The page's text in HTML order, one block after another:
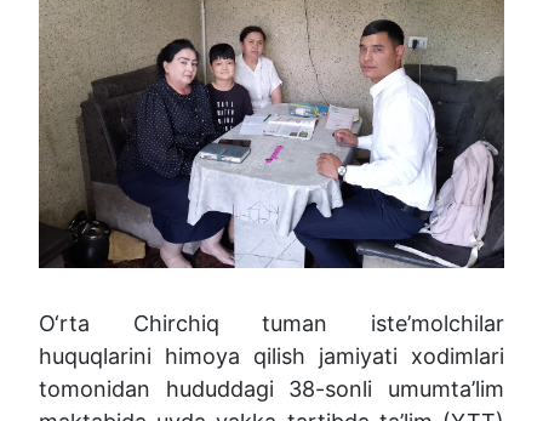
O‘rta Chirchiq tuman iste’molchilar
huquqlarini himoya qilish jamiyati xodimlari
tomonidan hududdagi 38-sonli umumta’lim